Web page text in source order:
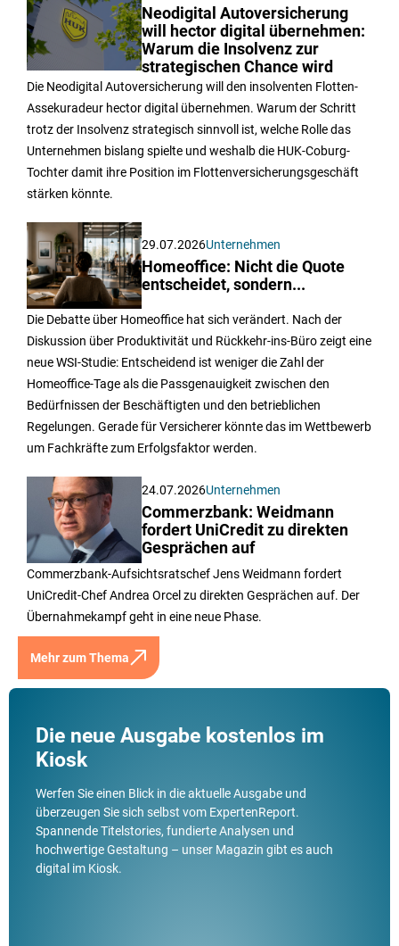
Neodigital Autoversicherung
will hector digital übernehmen:
Warum die Insolvenz zur
strategischen Chance wird
Die Neodigital Autoversicherung will den insolventen Flotten-
Assekuradeur hector digital übernehmen. Warum der Schritt
trotz der Insolvenz strategisch sinnvoll ist, welche Rolle das
Unternehmen bislang spielte und weshalb die HUK-Coburg-
Tochter damit ihre Position im Flottenversicherungsgeschäft
stärken könnte.
29.07.2026Unternehmen
Homeoffice: Nicht die Quote
entscheidet, sondern...
Die Debatte über Homeoffice hat sich verändert. Nach der
Diskussion über Produktivität und Rückkehr-ins-Büro zeigt eine
neue WSI-Studie: Entscheidend ist weniger die Zahl der
Homeoffice-Tage als die Passgenauigkeit zwischen den
Bedürfnissen der Beschäftigten und den betrieblichen
Regelungen. Gerade für Versicherer könnte das im Wettbewerb
um Fachkräfte zum Erfolgsfaktor werden.
24.07.2026Unternehmen
Commerzbank: Weidmann
fordert UniCredit zu direkten
Gesprächen auf
Commerzbank-Aufsichtsratschef Jens Weidmann fordert
UniCredit-Chef Andrea Orcel zu direkten Gesprächen auf. Der
Übernahmekampf geht in eine neue Phase.
Mehr zum Thema
Die neue Ausgabe kostenlos im
Kiosk
Werfen Sie einen Blick in die aktuelle Ausgabe und
überzeugen Sie sich selbst vom ExpertenReport.
Spannende Titelstories, fundierte Analysen und
hochwertige Gestaltung – unser Magazin gibt es auch
digital im Kiosk.